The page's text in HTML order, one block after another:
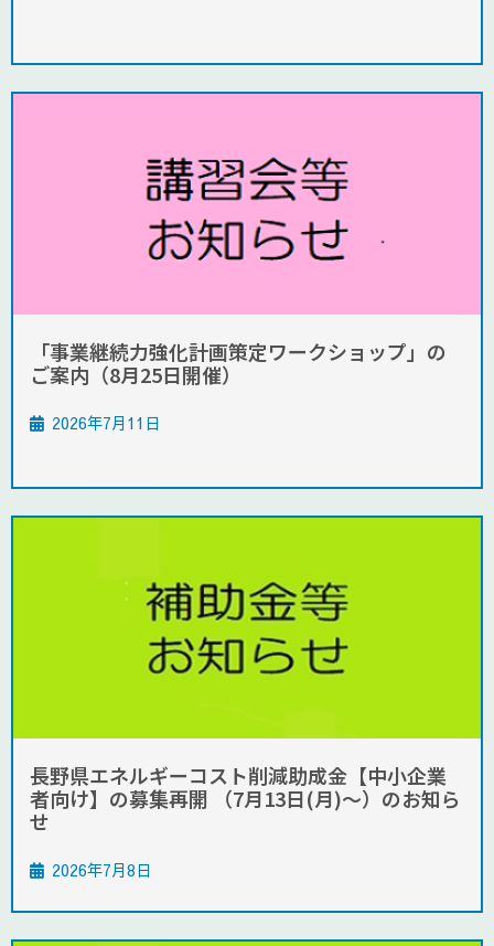
「事業継続力強化計画策定ワークショップ」の
ご案内（8月25日開催）
2026年7月11日
長野県エネルギーコスト削減助成金【中小企業
者向け】の募集再開 （7月13日(月)～）のお知ら
せ
2026年7月8日